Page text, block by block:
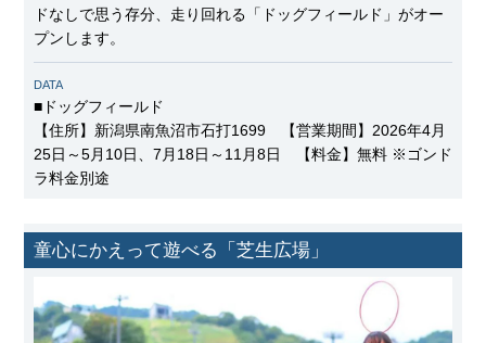
ドなしで思う存分、走り回れる「ドッグフィールド」がオー
プンします。
DATA
■ドッグフィールド
【住所】新潟県南魚沼市石打1699 【営業期間】2026年4月
25日～5月10日、7月18日～11月8日 【料金】無料 ※ゴンド
ラ料金別途
童心にかえって遊べる「芝生広場」